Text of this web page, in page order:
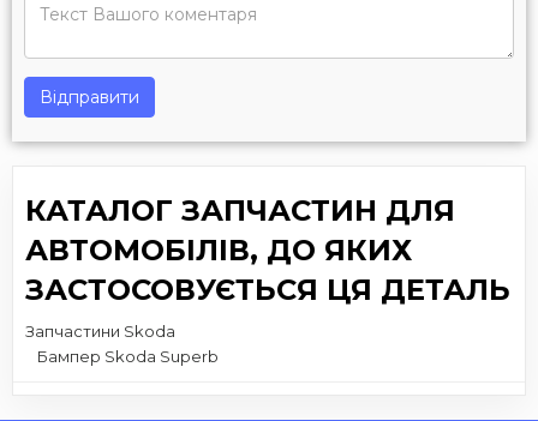
Відправити
КАТАЛОГ ЗАПЧАСТИН ДЛЯ
АВТОМОБІЛІВ, ДО ЯКИХ
ЗАСТОСОВУЄТЬСЯ ЦЯ ДЕТАЛЬ
Запчастини Skoda
Бампер Skoda Superb